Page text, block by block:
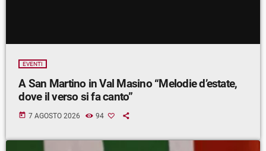
EVENTI
A San Martino in Val Masino “Melodie d’estate,
dove il verso si fa canto”
today 7 AGOSTO 2026 94